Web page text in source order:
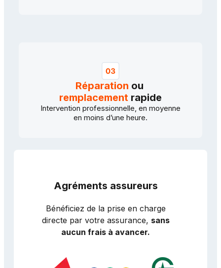
Réparation ou
remplacement rapide
Intervention professionnelle, en moyenne
en moins d’une heure.
Agréments assureurs
Bénéficiez de la prise en charge
directe par votre assurance, sans
aucun frais à avancer.